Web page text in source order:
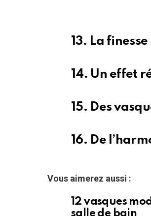
13. La
14. Un effet
15. Des
16. De
Vous aimerez aussi :
12 vasques
salle de bain